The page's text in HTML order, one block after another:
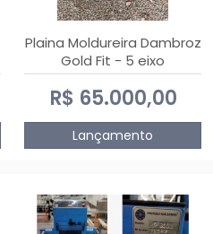
Plaina Moldureira Dambroz
Gold Fit - 5 eixo
R$ 65.000,00
Lançamento